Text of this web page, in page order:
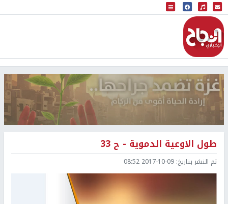
البث المباشر
إذاعة النجاح
طول الاوعية الدموية - ح 33
تم النشر بتاريخ: 2017-10-09 08:52